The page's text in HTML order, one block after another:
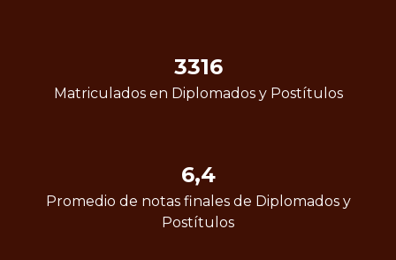
3316
Matriculados en Diplomados y Postítulos
6,4
Promedio de notas finales de Diplomados y
Postítulos